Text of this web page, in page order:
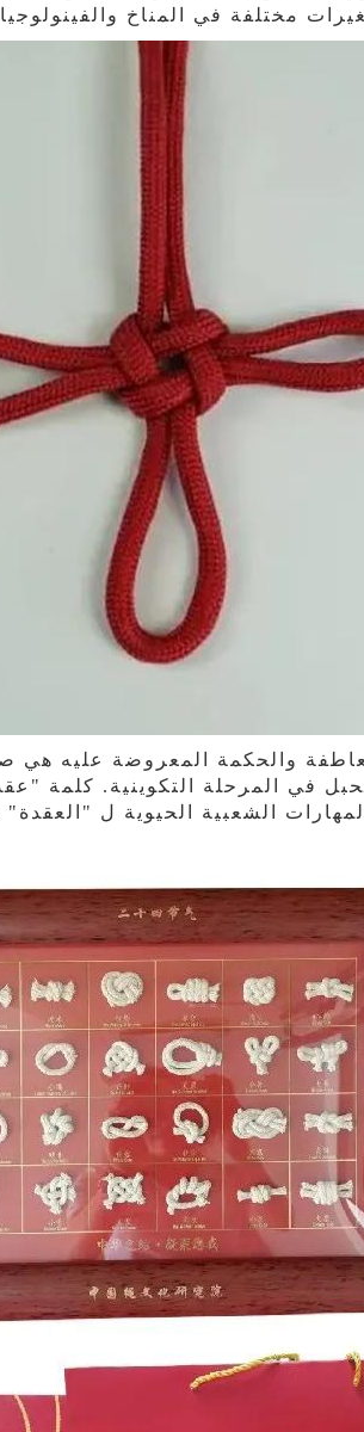
والحكمة المعروضة عليه
في المرحلة التكوينية. كلمة
الشعبية الحيوية ل